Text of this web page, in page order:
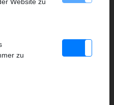
für die REMS
Produkt- und
zu